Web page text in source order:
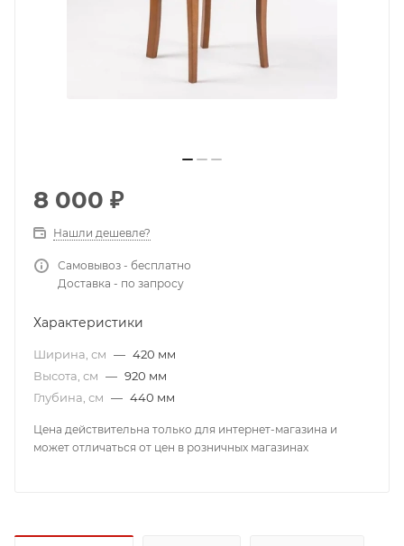
8 000 ₽
Нашли дешевле?
Самовывоз - бесплатно
Доставка - по запросу
Характеристики
Ширина, см — 420 мм
Высота, см — 920 мм
Глубина, см — 440 мм
Цена действительна только для интернет-магазина и
может отличаться от цен в розничных магазинах